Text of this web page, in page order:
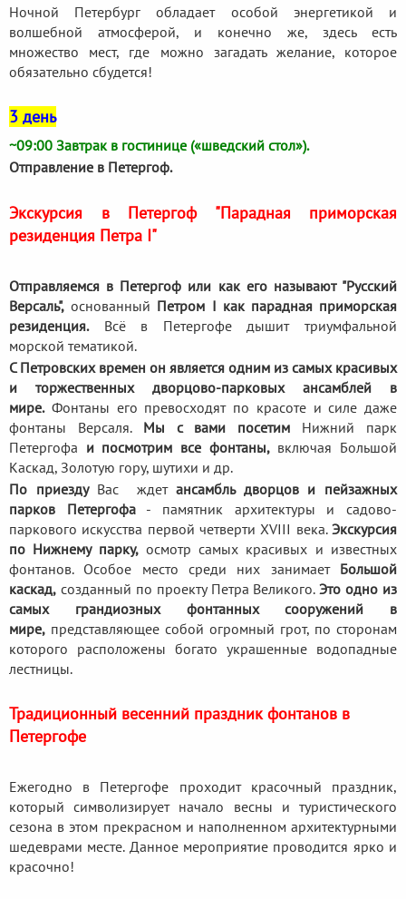
Ночной Петербург обладает особой энергетикой и
волшебной атмосферой, и конечно же, здесь есть
множество мест, где можно загадать желание, которое
обязательно сбудется!
3 день
~09:00 Завтрак в гостинице («шведский стол»).
Отправление в Петергоф.
Экскурсия в Петергоф "Парадная приморская
резиденция Петра I"
Отправляемся в Петергоф или как его называют "Русский
Версаль", основанный Петром I как парадная приморская
резиденция.Всё в Петергофе дышит триумфальной
морской тематикой.
С Петровских времен он является одним из самых красивых
и торжественных дворцово-парковых ансамблей в
мире.Фонтаны его превосходят по красоте и силе даже
фонтаны Версаля. Мы с вами посетим Нижний парк
Петергофа и посмотрим все фонтаны,включая Большой
Каскад, Золотую гору, шутихи и др.
По приездуВас ждетансамбль дворцов и пейзажных
парков Петергофа- памятник архитектуры и садово-
паркового искусства первой четверти XVIII века. Экскурсия
по Нижнему парку,осмотр самых красивых и известных
фонтанов. Особое место среди них занимает Большой
каскад, созданный по проекту Петра Великого.Это одно из
самых грандиозных фонтанных сооружений в
мире, представляющее собой огромный грот, по сторонам
которого расположены богато украшенные водопадные
лестницы.
Традиционный весенний праздник фонтанов в
Петергофе
Ежегодно в Петергофе проходит красочный праздник,
который символизирует начало весны и туристического
сезона в этом прекрасном и наполненном архитектурными
шедеврами месте. Данное мероприятие проводится ярко и
красочно!